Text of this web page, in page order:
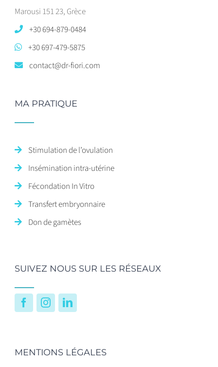
Marousi 151 23, Grèce
+30 694-879-0484
+30 697-479-5875
contact@dr-fiori.com
MA PRATIQUE
Stimulation de l’ovulation
Insémination intra-utérine
Fécondation In Vitro
Transfert embryonnaire
Don de gamètes
SUIVEZ NOUS SUR LES RÉSEAUX
FacebookInstagramLinkedIn
MENTIONS LÉGALES